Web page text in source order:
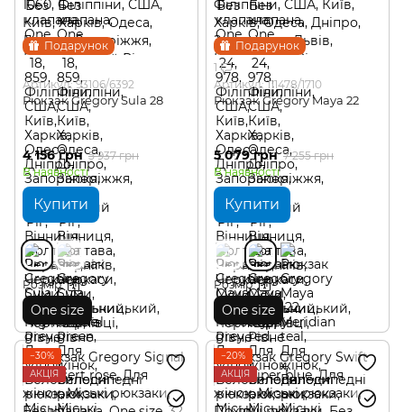
Подарунок
Артикул: 93106/6392
Рюкзак Gregory Sula 28
4 156 грн 5 937 грн
В наявності
Купити
Розмір
One size
Подарунок
1
Артикул: 111478/1710
Рюкзак Gregory Maya 22
5 079 грн 7 255 грн
В наявності
Купити
Розмір
One size
−30%
АКЦІЯ
−20%
АКЦІЯ